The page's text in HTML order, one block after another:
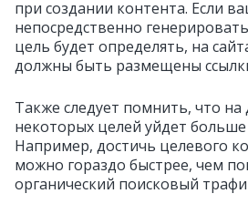
при создании контента. Если
непосредственно
цель будет определять, на
должны быть размещены
Также следует помнить, что на
некоторых целей уйдет
Например, достичь целевого
можно гораздо быстрее, чем
органический поисковый